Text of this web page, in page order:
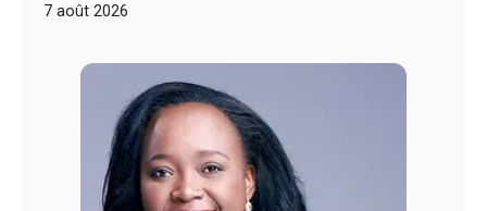
7 août 2026